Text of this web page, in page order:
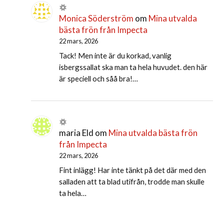
Monica Söderström om Mina utvalda
bästa frön från Impecta
22 mars, 2026
Tack! Men inte är du korkad, vanlig
isbergssallat ska man ta hela huvudet. den här
är speciell och såå bra!…
maria Eld om Mina utvalda bästa frön
från Impecta
22 mars, 2026
Fint inlägg! Har inte tänkt på det där med den
salladen att ta blad utifrån, trodde man skulle
ta hela…